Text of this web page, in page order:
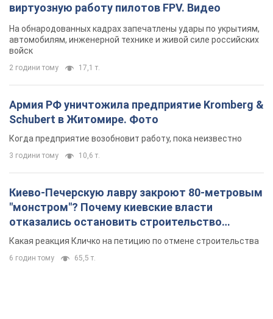
виртуозную работу пилотов FPV. Видео
На обнародованных кадрах запечатлены удары по укрытиям,
автомобилям, инженерной технике и живой силе российских
войск
2 години тому 17,1 т.
Армия РФ уничтожила предприятие Kromberg &
Schubert в Житомире. Фото
Когда предприятие возобновит работу, пока неизвестно
3 години тому 10,6 т.
Киево-Печерскую лавру закроют 80-метровым
"монстром"? Почему киевские власти
отказались остановить строительство
небоскреба "московского верующего"
Какая реакция Кличко на петицию по отмене строительства
6 годин тому 65,5 т.